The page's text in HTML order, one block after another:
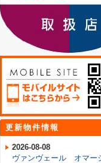
更新物件情報
2026-08-08
ヴァンヴェール オマー